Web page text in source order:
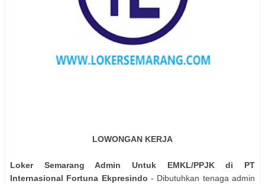
LOWONGAN KERJA
Loker Semarang Admin Untuk EMKL/PPJK di PT
Internasional Fortuna Ekpresindo - Dibutuhkan tenaga admin